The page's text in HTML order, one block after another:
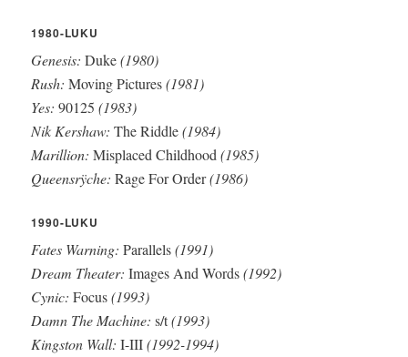
1980-LUKU
Genesis:Duke(1980)
Rush:Moving Pictures(1981)
Yes:90125 (1983)
Nik Kershaw:The Riddle(1984)
Marillion:Misplaced Childhood(1985)
Queensrÿche:Rage For Order(1986)
1990-LUKU
Fates Warning:Parallels(1991)
Dream Theater:Images And Words(1992)
Cynic:Focus(1993)
Damn The Machine:s/t(1993)
Kingston Wall:I-III(1992-1994)